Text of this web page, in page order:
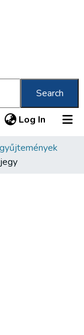
Search
Log In (current)